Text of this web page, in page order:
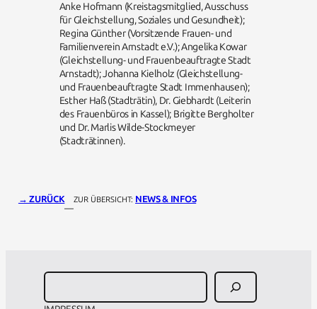
Anke Hofmann (Kreistagsmitglied, Ausschuss
für Gleichstellung, Soziales und Gesundheit);
Regina Günther (Vorsitzende Frauen- und
Familienverein Arnstadt e.V.); Angelika Kowar
(Gleichstellung- und Frauenbeauftragte Stadt
Arnstadt); Johanna Kielholz (Gleichstellung-
und Frauenbeauftragte Stadt Immenhausen);
Esther Haß (Stadträtin), Dr. Giebhardt (Leiterin
des Frauenbüros in Kassel); Brigitte Bergholter
und Dr. Marlis Wilde-Stockmeyer
(Stadträtinnen).
→ ZURÜCK
—
ZUR ÜBERSICHT: NEWS & INFOS
Suchen